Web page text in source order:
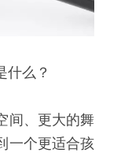
什么？
间、更大的舞
一个更适合孩